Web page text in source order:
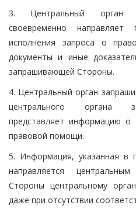
3. Центральный орган
своевременно направляет
исполнения запроса о
документы и иные
запрашивающей Стороны.
4. Центральный орган
центрального органа
представляет информацию о
правовой помощи.
5. Информация, указанная в
направляется
Стороны центральному
даже при отсутствии